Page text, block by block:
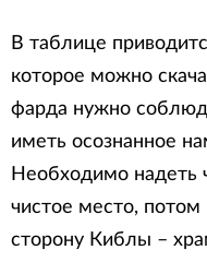
В таблице
которое можно
фарда нужно
иметь осознанное
Необходимо надеть
чистое место,
сторону Киблы –